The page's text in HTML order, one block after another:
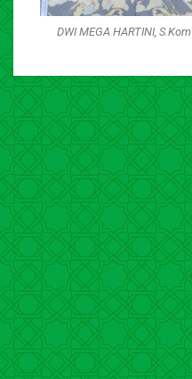
DWI MEGA HARTINI, S.Kom